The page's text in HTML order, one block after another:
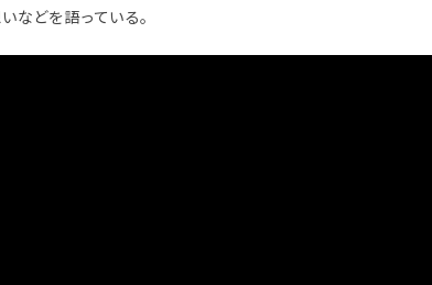
などを語っている。